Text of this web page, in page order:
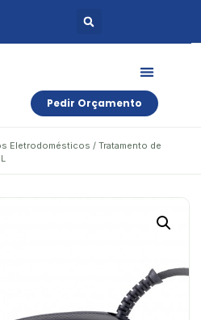
Pedir Orçamento
Eletrodomésticos / Tratamento de